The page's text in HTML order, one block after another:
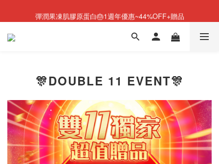
NEW💫ARI BOOTS 小腿足底按摩靴登場
彈潤果凍肌膠原蛋白🎂1週年優惠~44%OFF+贈品
NEW💫ARI BOOTS 小腿足底按摩靴登場
🎊DOUBLE 11 EVENT🎊